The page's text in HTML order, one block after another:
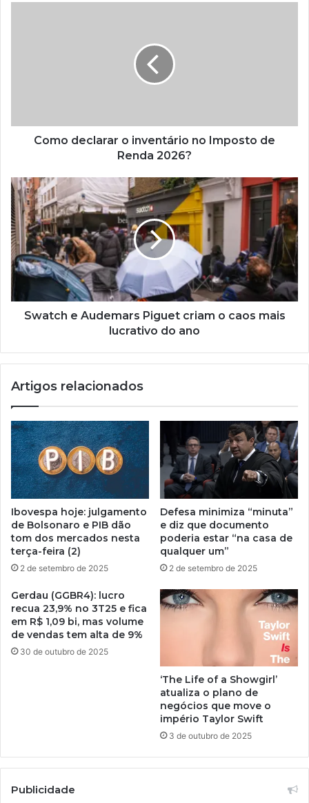
Como declarar o inventário no Imposto de
Renda 2026?
Swatch e Audemars Piguet criam o caos mais
lucrativo do ano
Artigos relacionados
Ibovespa hoje: julgamento
de Bolsonaro e PIB dão
tom dos mercados nesta
terça-feira (2)
2 de setembro de 2025
Defesa minimiza “minuta”
e diz que documento
poderia estar “na casa de
qualquer um”
2 de setembro de 2025
Gerdau (GGBR4): lucro
recua 23,9% no 3T25 e fica
em R$ 1,09 bi, mas volume
de vendas tem alta de 9%
30 de outubro de 2025
‘The Life of a Showgirl’
atualiza o plano de
negócios que move o
império Taylor Swift
3 de outubro de 2025
Publicidade